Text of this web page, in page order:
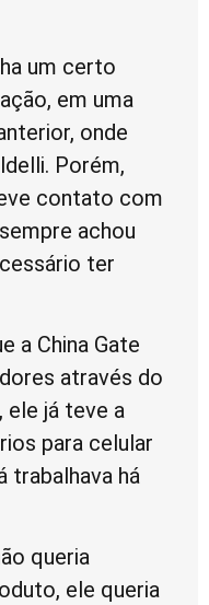
um certo
em uma
onde
Porém,
contato com
achou
ter
a China Gate
através do
ele já teve a
para celular
trabalhava há
queria
ele queria